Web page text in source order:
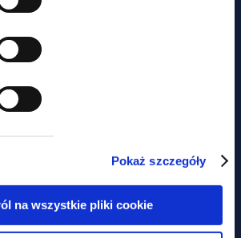
Pokaż szczegóły
na wszystkie pliki cookie
z udziałem GWW